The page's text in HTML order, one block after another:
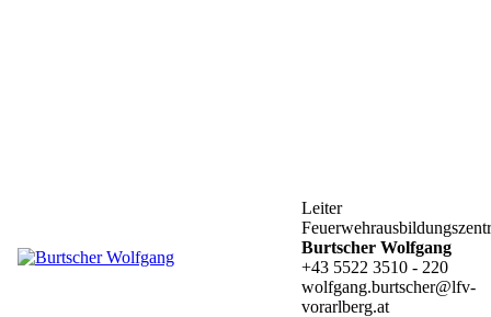
Leiter
Burtscher Wolfgang
+43 5522 3510 - 220
wolfgang.burtscher@lfv-
vorarlberg.at